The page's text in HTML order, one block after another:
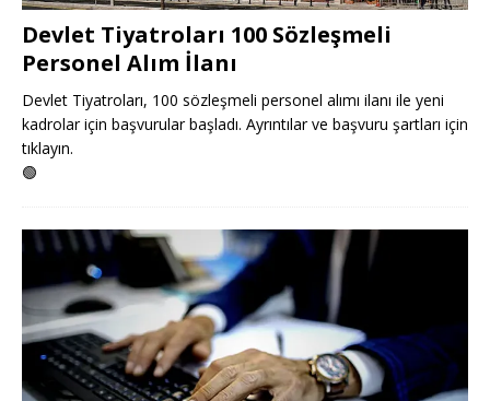
Devlet Tiyatroları 100 Sözleşmeli
Personel Alım İlanı
Devlet Tiyatroları, 100 sözleşmeli personel alımı ilanı ile yeni
kadrolar için başvurular başladı. Ayrıntılar ve başvuru şartları için
tıklayın.
🟢